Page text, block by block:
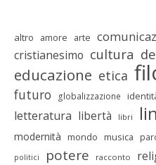
altro amore arte
cristianesimo cultura
educazione etica
futuro globalizzazione
letteratura libertà libri
modernità mondo musica
politici potere racconto